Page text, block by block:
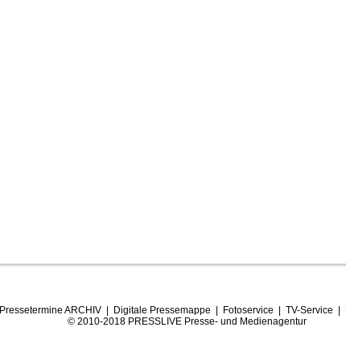
Pressetermine ARCHIV| Digitale Pressemappe Fotoservice TV-Service
© 2010-2018 PRESSLIVE Presse- und Medienagentur